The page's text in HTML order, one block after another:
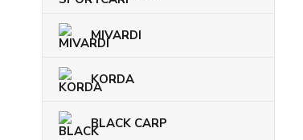
MIVARDI
KORDA
BLACK CARP